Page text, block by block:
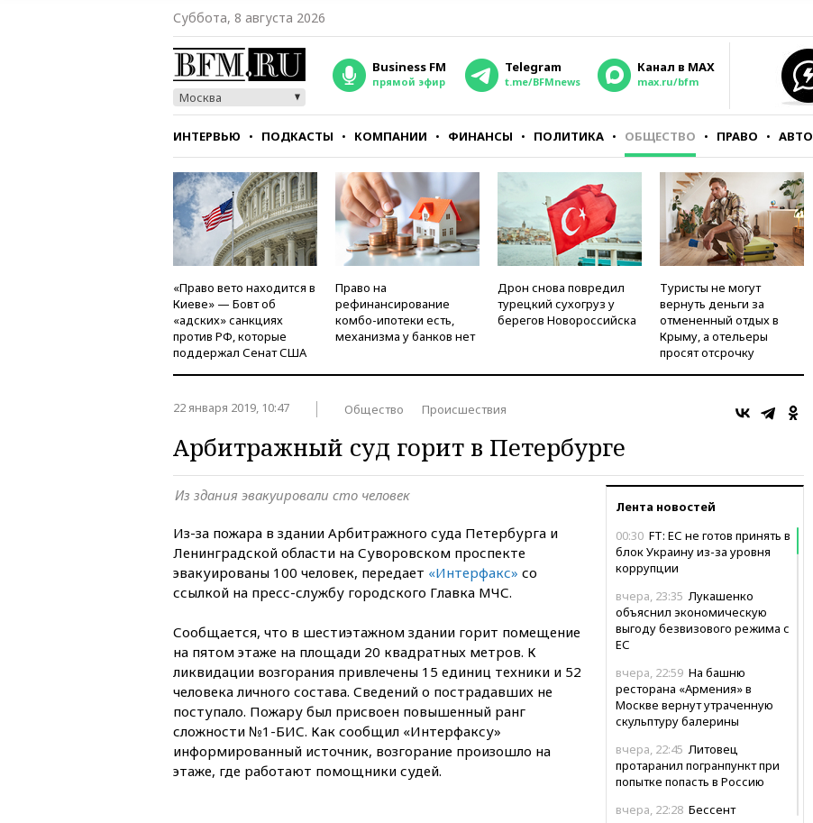
Суббота, 8 августа 2026
Москва
Business FM
прямой эфир
Telegram
t.me/BFMnews
Канал в MAX
max.ru/bfm
ИНТЕРВЬЮ ПОДКАСТЫ КОМПАНИИ ФИНАНСЫ ПОЛИТИКА ОБЩЕСТВО ПРАВО АВТО
СТИЛЬ ТЕСТЫ
«Право вето находится в
Киеве» — Бовт об
«адских» санкциях
против РФ, которые
поддержал Сенат США
Право на
рефинансирование
комбо-ипотеки есть,
механизма у банков нет
Дрон снова повредил
турецкий сухогруз у
берегов Новороссийска
Туристы не могут
вернуть деньги за
отмененный отдых в
Крыму, а отельеры
просят отсрочку
22 января 2019, 10:47 Общество Происшествия
Арбитражный суд горит в Петербурге
Лента новостей
00:30 FT: ЕС не готов принять в
блок Украину из-за уровня
коррупции
вчера, 23:35 Лукашенко
объяснил экономическую
выгоду безвизового режима с
ЕС
вчера, 22:59 На башню
ресторана «Армения» в
Москве вернут утраченную
скульптуру балерины
вчера, 22:45 Литовец
протаранил погранпункт при
попытке попасть в Россию
вчера, 22:28 Бессент
Из здания эвакуировали сто человек
Из-за пожара в здании Арбитражного суда Петербурга и
Ленинградской области на Суворовском проспекте
эвакуированы 100 человек, передает «Интерфакс» со
ссылкой на пресс-службу городского Главка МЧС.
Сообщается, что в шестиэтажном здании горит помещение
на пятом этаже на площади 20 квадратных метров. К
ликвидации возгорания привлечены 15 единиц техники и 52
человека личного состава. Сведений о пострадавших не
поступало. Пожару был присвоен повышенный ранг
сложности №1-БИС. Как сообщил «Интерфаксу»
информированный источник, возгорание произошло на
этаже, где работают помощники судей.